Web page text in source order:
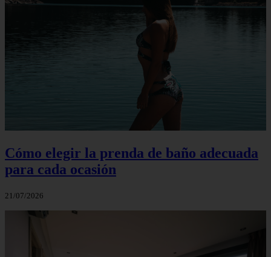
Cómo elegir la prenda de baño adecuada
para cada ocasión
21/07/2026